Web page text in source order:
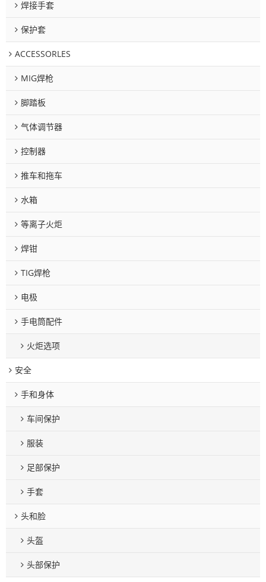
焊接手套
保护套
ACCESSORLES
MIG焊枪
脚踏板
气体调节器
控制器
推车和拖车
水箱
等离子火炬
焊钳
TIG焊枪
电极
手电筒配件
火炬选项
安全
手和身体
车间保护
服装
足部保护
手套
头和脸
头盔
头部保护